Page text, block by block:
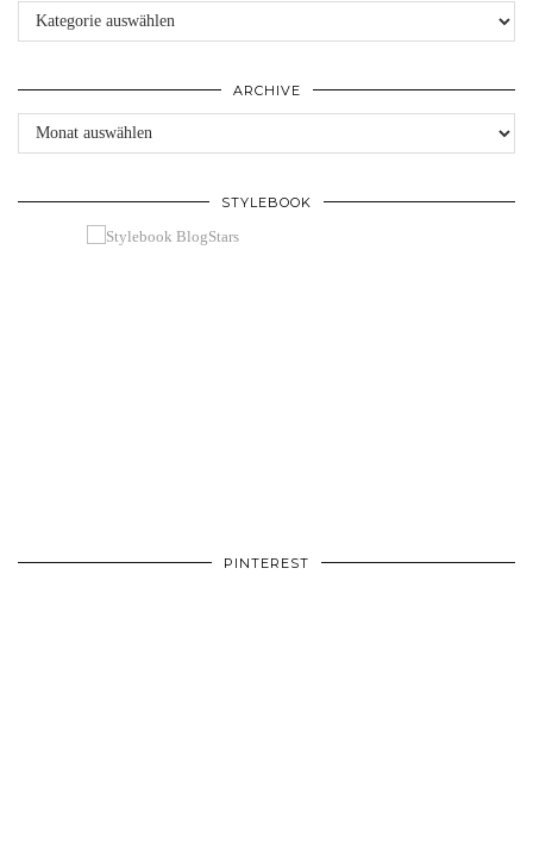
Kategorien
ARCHIVE
Archive
STYLEBOOK
PINTEREST